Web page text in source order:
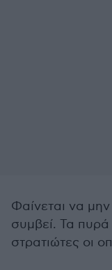
Φαίνεται να μην
συμβεί. Τα
στρατιώτες οι